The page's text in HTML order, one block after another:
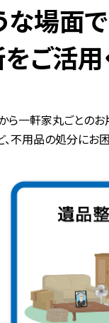
な場面で
ご活
ら一軒家丸ごとのお
、不用品の処分に